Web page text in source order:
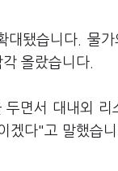
됐습니다. 물가
올랐습니다.
면서 대내외 리
겠다"고 말했습니